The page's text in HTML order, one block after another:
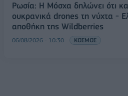
Ρωσία: Η Μόσχα δηλώνει ότι
ουκρανικά drones τη νύχτα -
αποθήκη της Wildberries
06/08/2026 - 10:30 ΚΟΣΜΟΣ